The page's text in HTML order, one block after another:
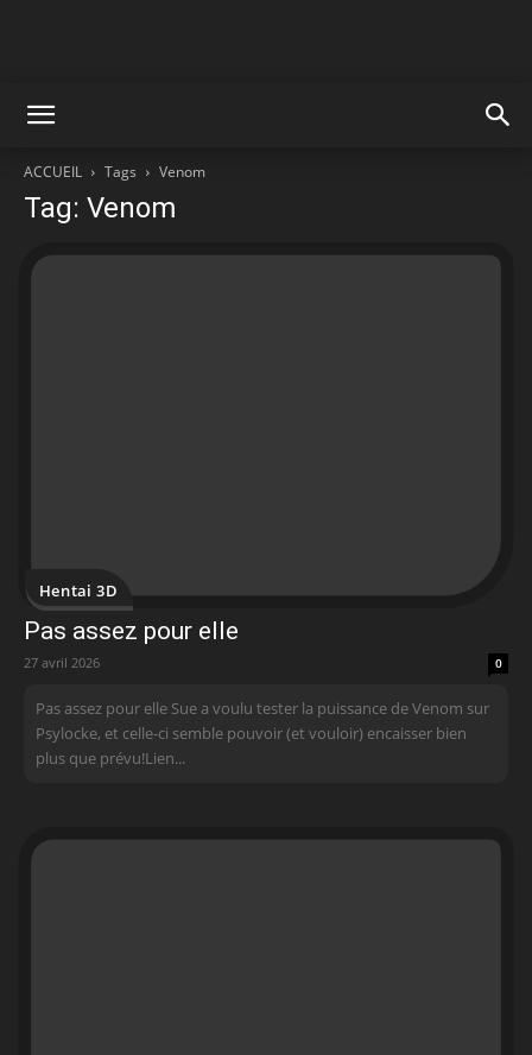
ACCUEIL Tags Venom
Tag: Venom
Hentai 3D
Pas assez pour elle
27 avril 2026 0
Pas assez pour elle Sue a voulu tester la puissance de Venom sur
Psylocke, et celle-ci semble pouvoir (et vouloir) encaisser bien
plus que prévu!Lien...